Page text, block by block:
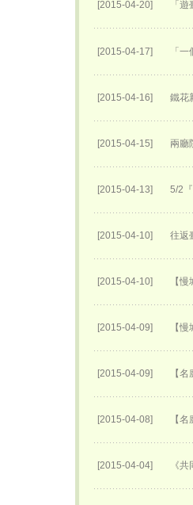
[2015-04-20] 「
[2015-04-17] 「
[2015-04-16] 鐵花
[2015-04-15] 兩廳
[2015-04-13] 5/2
[2015-04-10] 往返
[2015-04-10] 【
[2015-04-09] 【
[2015-04-09] 【
[2015-04-08] 【
[2015-04-04] 《